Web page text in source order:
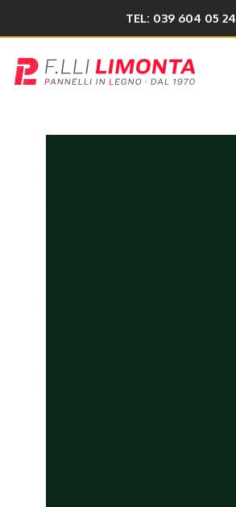
TEL: 039 604 05 24